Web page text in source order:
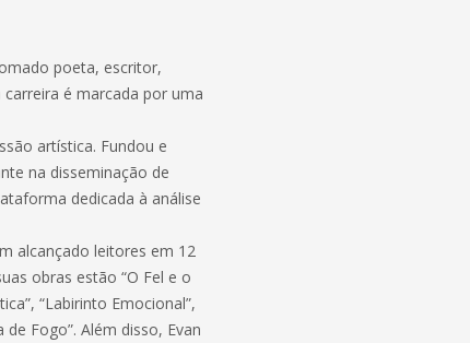
poeta, escritor,
é marcada por uma
artística. Fundou e
na disseminação de
dedicada à análise
alcançado leitores em 12
obras estão “O Fel e o
“Labirinto Emocional”,
de Fogo”. Além disso, Evan